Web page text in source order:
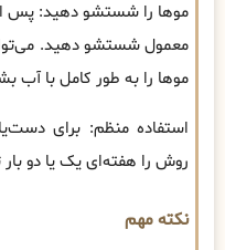
موها را شستشو دهید: پس از
معمول شستشو دهید.
موها را به طور کامل با آب
استفاده منظم: برای
روش را هفته‌ای یک یا دو بار
نکته مهم